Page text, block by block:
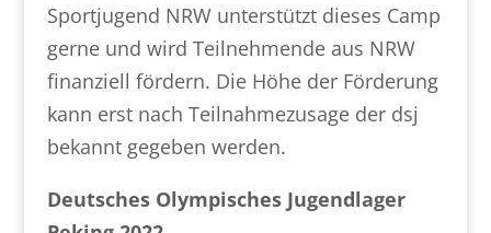
Sportjugend NRW unterstützt dieses Camp
gerne und wird Teilnehmende aus NRW
finanziell fördern. Die Höhe der Förderung
kann erst nach Teilnahmezusage der dsj
bekannt gegeben werden.
Deutsches Olympisches Jugendlager